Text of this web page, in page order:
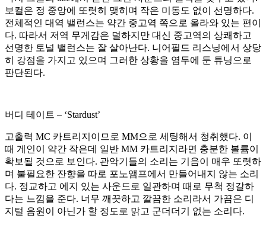
보컬은 정 중앙에 또렷히 맺히며 작은 미동도 없이 선명하다.
전체적인 대역 밸런스는 약간 중고역 쪽으로 올라와 있는 편이
다. 따라서 저역 무게감은 덜하지만 대신 중고역의 상쾌하고
선명한 토널 밸런스는 잘 살아난다. 니어필드 리스닝에서 상당
히 강점을 가지고 있으며 그러한 상황을 염두에 둔 튜닝으로
판단된다.
버디 테이트 – ‘Stardust’
고출력 MC 카트리지이므로 MM으로 세팅해서 청취했다. 이
때 게인이 약간 작은데 일반 MM 카트리지라면 충분한 볼륨이
확보될 것으로 보인다. 관악기들의 소리는 기음이 매우 또렷하
며 불필요한 잔향을 따로 포노앰프에서 만들어내지 않는 소리
다. 정교하고 에지 있는 사운드로 일관하며 때로 무척 정갈하
다는 느낌을 준다. 너무 깨끗하고 깔끔한 소리라서 가끔은 디
지털 음원이 아닌가 할 정도로 맑고 군더더기 없는 소리다.